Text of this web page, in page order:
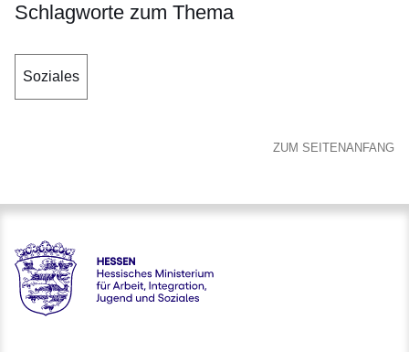
Schlagworte zum Thema
Soziales
ZUM SEITENANFANG
Hessen - Hessisches Ministerium für Arbeit, Integration,